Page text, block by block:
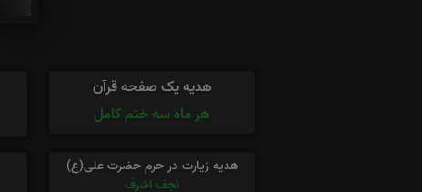
هدیه یک صفحه قرآن
هر ماه سه ختم کامل
هدیه زیارت در حرم حضرت علی(ع)
نجف اشرف